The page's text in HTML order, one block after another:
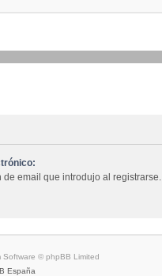
de email que introdujo al registrarse.
Software © phpBB Limited
España